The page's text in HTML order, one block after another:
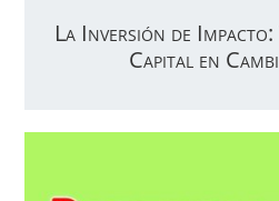
La Inversión de
Capital en